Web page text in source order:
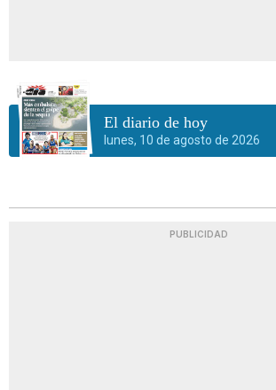
El diario de hoy
lunes, 10 de agosto de 2026
PUBLICIDAD